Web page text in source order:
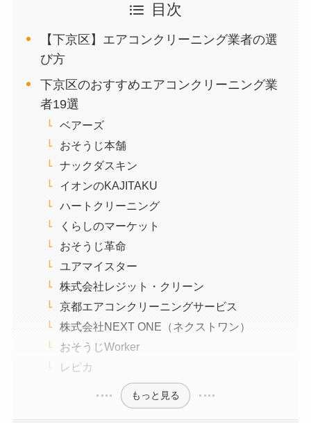
目次
【下京区】エアコンクリーニング業者の選
び方
下京区のおすすめエアコンクリーニング業
者19選
ベアーズ
おそうじ本舗
ナックダスキン
イオンのKAJITAKU
ハートクリーニング
くらしのマーケット
おそうじ革命
ユアマイスター
株式会社レジット・クリーン
京都エアコンクリーニングサービス
株式会社NEXT ONE（ネクストワン）
おそうじWorker
レピカ
もっと見る